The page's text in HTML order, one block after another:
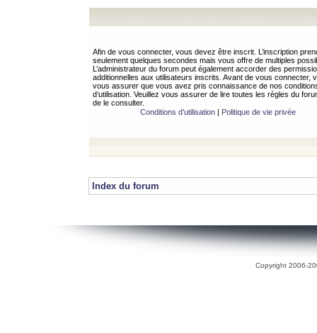
Afin de vous connecter, vous devez être inscrit. L’inscription
seulement quelques secondes mais vous offre de multiples
L’administrateur du forum peut également accorder des
additionnelles aux utilisateurs inscrits. Avant de vous connecter,
vous assurer que vous avez pris connaissance de nos
d’utilisation. Veuillez vous assurer de lire toutes les règles du
de le consulter.
Conditions d’utilisation| Politique de vie privée
Index du forum
Copyright 2006-